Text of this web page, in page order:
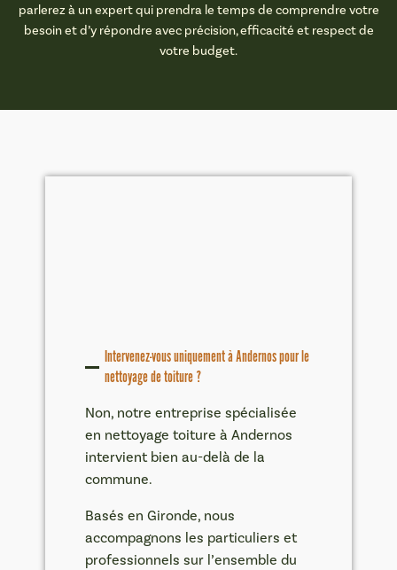
parlerez à un expert qui prendra le temps de comprendre votre
besoin et d’y répondre avec précision, efficacité et respect de
votre budget.
Intervenez-vous uniquement à Andernos pour le
nettoyage de toiture ?
Non, notre entreprise spécialisée
en nettoyage toiture à Andernos
intervient bien au-delà de la
commune.
Basés en Gironde, nous
accompagnons les particuliers et
professionnels sur l’ensemble du